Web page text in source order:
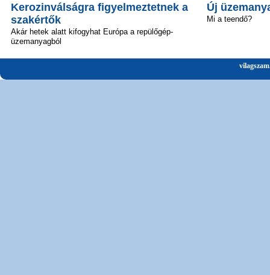
Kerozinválságra figyelmeztetnek a
szakértők
Akár hetek alatt kifogyhat Európa a repülőgép-
üzemanyagból
Új
Mi a teendő?